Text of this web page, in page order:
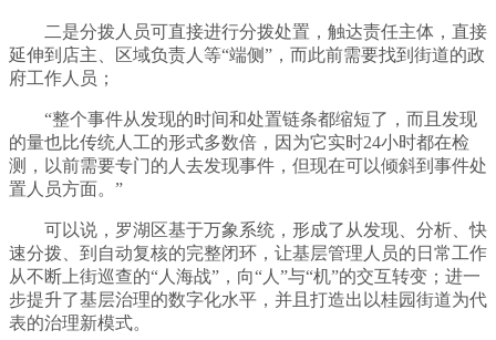
二是分拨人员可直接进行分拨处置，触达责任主体，直接
延伸到店主、区域负责人等“端侧”，而此前需要找到街道的政
府工作人员；
“整个事件从发现的时间和处置链条都缩短了，而且发现
的量也比传统人工的形式多数倍，因为它实时24小时都在检
测，以前需要专门的人去发现事件，但现在可以倾斜到事件处
置人员方面。”
可以说，罗湖区基于万象系统，形成了从发现、分析、快
速分拨、到自动复核的完整闭环，让基层管理人员的日常工作
从不断上街巡查的“人海战”，向“人”与“机”的交互转变；进一
步提升了基层治理的数字化水平，并且打造出以桂园街道为代
表的治理新模式。